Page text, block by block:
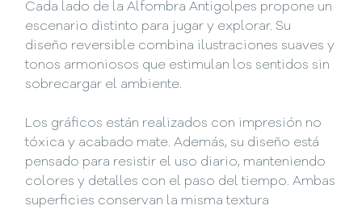
Cada lado de la Alfombra Antigolpes propone un
escenario distinto para jugar y explorar. Su
diseño reversible combina ilustraciones suaves y
tonos armoniosos que estimulan los sentidos sin
sobrecargar el ambiente.
Los gráficos están realizados con impresión no
tóxica y acabado mate. Además, su diseño está
pensado para resistir el uso diario, manteniendo
colores y detalles con el paso del tiempo. Ambas
superficies conservan la misma textura